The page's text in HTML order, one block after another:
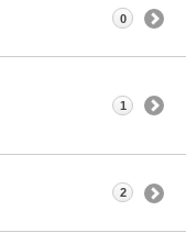
0
1
2